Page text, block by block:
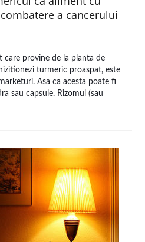
a cancerului
care provine de la planta de
turmeric proaspat, este
Asa ca acesta poate fi
sau capsule. Rizomul (sau